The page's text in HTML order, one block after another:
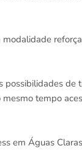
tempo
em Águas